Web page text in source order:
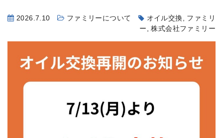
2026.7.10 ファミリーについて オイル交換, ファミリ
ー ,株式会社ファミリー